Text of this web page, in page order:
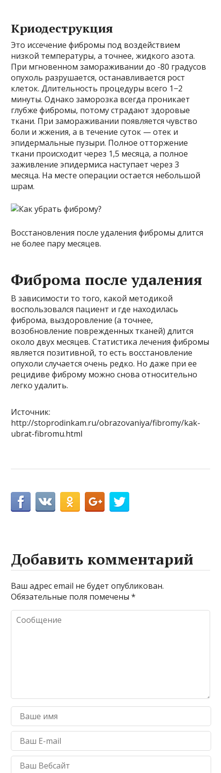
Криодеструкция
Это иссечение фибромы под воздействием
низкой температуры, а точнее, жидкого азота.
При мгновенном замораживании до -80 градусов
опухоль разрушается, останавливается рост
клеток. Длительность процедуры всего 1−2
минуты. Однако заморозка всегда проникает
глубже фибромы, потому страдают здоровые
ткани. При замораживании появляется чувство
боли и жжения, а в течение суток — отек и
эпидермальные пузыри. Полное отторжение
ткани происходит через 1,5 месяца, а полное
заживление эпидермиса наступает через 3
месяца. На месте операции остается небольшой
шрам.
Восстановления после удаления фибромы длится
не более пару месяцев.
Фиброма после удаления
В зависимости то того, какой методикой
воспользовался пациент и где находилась
фиброма, выздоровление (а точнее,
возобновление поврежденных тканей) длится
около двух месяцев. Статистика лечения фибромы
является позитивной, то есть восстановление
опухоли случается очень редко. Но даже при ее
рецидиве фиброму можно снова относительно
легко удалить.
Источник:
http://stoprodinkam.ru/obrazovaniya/fibromy/kak-
ubrat-fibromu.html
Добавить комментарий
Ваш адрес email не будет опубликован.
Обязательные поля помечены*